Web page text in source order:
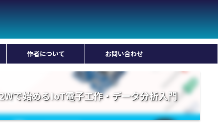
作者について お問い合わせ
で始めるIoT電子工作・データ分析入門